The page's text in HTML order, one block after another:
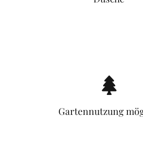
Gartennutzung